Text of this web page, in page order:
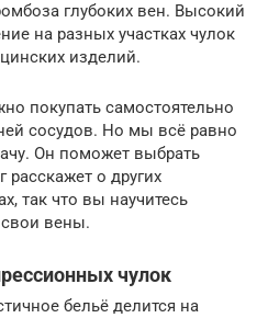
глубоких вен. Высокий
на разных участках чулок
изделий.
покупать самостоятельно
сосудов. Но мы всё равно
Он поможет выбрать
о других
так что вы научитесь
вены.
чулок
бельё делится на